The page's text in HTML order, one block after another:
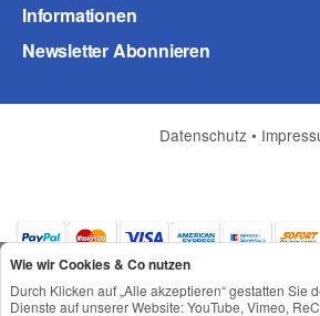
Informationen
Newsletter Abonnieren
Datenschutz •
Wie wir Cookies & Co nutzen
Durch Klicken auf „Alle akzeptieren“ gestatten Sie
Dienste auf unserer Website: YouTube, Vimeo,